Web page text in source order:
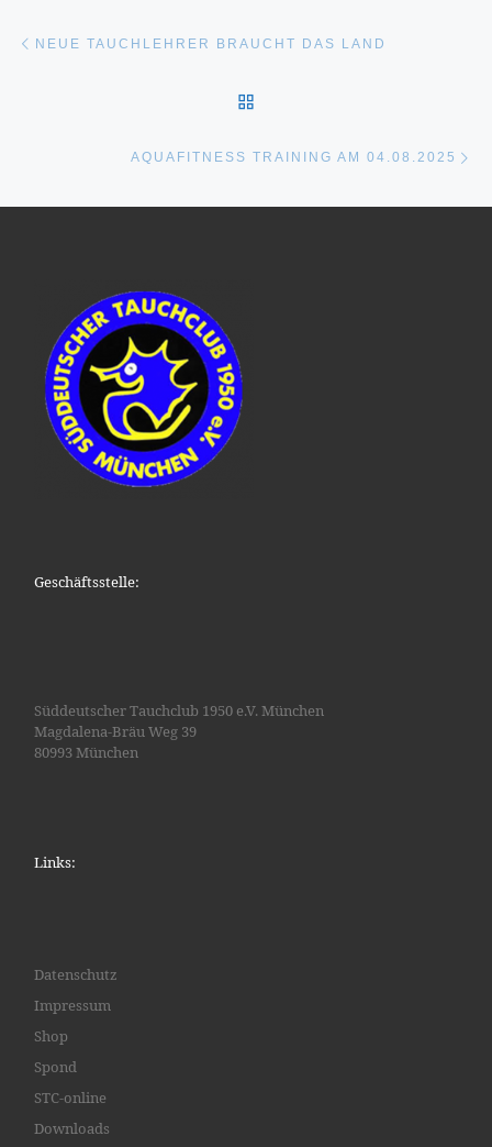
NEUE TAUCHLEHRER BRAUCHT DAS LAND
AQUAFITNESS TRAINING AM 04.08.2025
Geschäftsstelle:
Süddeutscher Tauchclub 1950 e.V. München
Magdalena-Bräu Weg 39
80993 München
Links:
Datenschutz
Impressum
Shop
Spond
STC-online
Downloads